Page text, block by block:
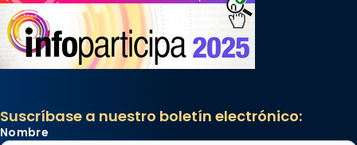
Suscríbase a nuestro boletín electrónico:
Nombre